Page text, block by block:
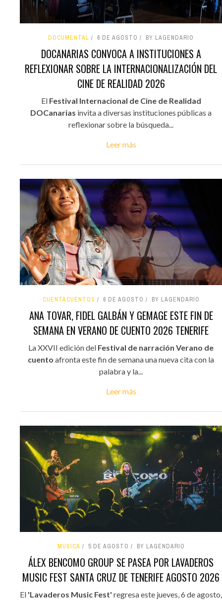
DOCUMENTAL 6 DE AGOSTO BY LAGENDARIO
DOCANARIAS CONVOCA A INSTITUCIONES A
REFLEXIONAR SOBRE LA INTERNACIONALIZACIÓN DEL
CINE DE REALIDAD 2026
El Festival Internacional de Cine de Realidad
DOCanarias invita a diversas instituciones públicas a
reflexionar sobre la búsqueda...
Leer más
CUENTACUENTOS 6 DE AGOSTO BY LAGENDARIO
ANA TOVAR, FIDEL GALBÁN Y GEMAGE ESTE FIN DE
SEMANA EN VERANO DE CUENTO 2026 TENERIFE
La XXVII edición del Festival de narración Verano de
cuento afronta este fin de semana una nueva cita con la
palabra y la...
Leer más
MÚSICA 5 DE AGOSTO BY LAGENDARIO
ÁLEX BENCOMO GROUP SE PASEA POR LAVADEROS
MUSIC FEST SANTA CRUZ DE TENERIFE AGOSTO 2026
El 'Lavaderos Music Fest' regresa este jueves, 6 de agosto,